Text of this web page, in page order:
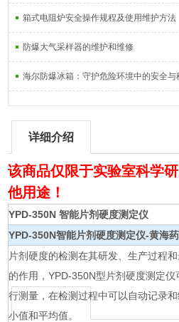
箱式电阻炉安全操作规程及使用维护方法
防爆大气采样器的维护和维修
海尔防爆冰箱：守护危险环境中的安全与
详细介绍
该商品仅限于实验室科学
他用途！
YPD-350N 智能片剂硬度测定仪
YPD-350N智能片剂硬度测定仪-黄海
片剂硬度的检测在其研发、生产过程
的作用，YPD-350N型片剂硬度测定
行测量，在检测过程中可以自动记录
小值和平均值。